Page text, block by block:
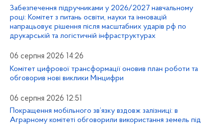
Забезпечення підручниками у 2026/2027 навчальному
році: Комітет з питань освіти, науки та інновацій
напрацьовує рішення після масштабних ударів рф по
друкарській та логістичній інфраструктурах
06 серпня 2026 14:26
Комітет цифрової трансформації оновив план роботи та
обговорив нові виклики Мінцифри
06 серпня 2026 12:51
Покращення мобільного зв’язку вздовж залізниці: в
Аграрному комітеті обговорили використання земель під